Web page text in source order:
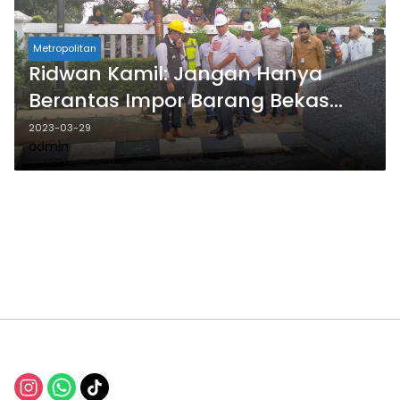
Metropolitan
Ridwan Kamil: Jangan Hanya
Berantas Impor Barang Bekas
Ilegal
2023-03-29
admin